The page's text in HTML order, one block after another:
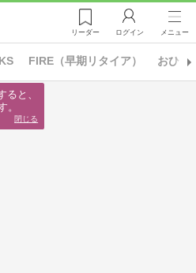
リーダー ログイン メニュー
FIRE（早期リタイア） おひと
ると、
。
閉じる